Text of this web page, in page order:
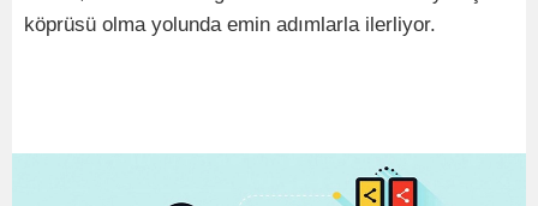
köprüsü olma yolunda emin adımlarla ilerliyor.